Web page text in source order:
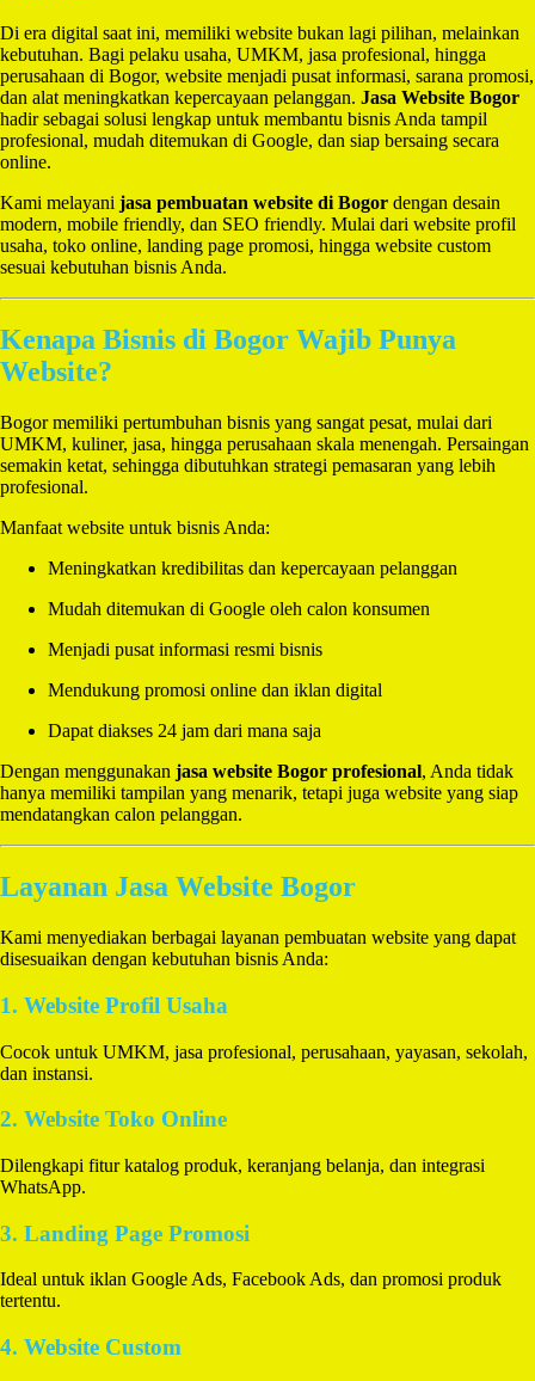
Di era digital saat ini, memiliki website bukan lagi pilihan, melainkan
kebutuhan. Bagi pelaku usaha, UMKM, jasa profesional, hingga
perusahaan di Bogor, website menjadi pusat informasi, sarana promosi,
dan alat meningkatkan kepercayaan pelanggan. Jasa Website Bogor
hadir sebagai solusi lengkap untuk membantu bisnis Anda tampil
profesional, mudah ditemukan di Google, dan siap bersaing secara
online.
Kami melayani jasa pembuatan website di Bogor dengan desain
modern, mobile friendly, dan SEO friendly. Mulai dari website profil
usaha, toko online, landing page promosi, hingga website custom
sesuai kebutuhan bisnis Anda.
Kenapa Bisnis di Bogor Wajib Punya
Website?
Bogor memiliki pertumbuhan bisnis yang sangat pesat, mulai dari
UMKM, kuliner, jasa, hingga perusahaan skala menengah. Persaingan
semakin ketat, sehingga dibutuhkan strategi pemasaran yang lebih
profesional.
Manfaat website untuk bisnis Anda:
Meningkatkan kredibilitas dan kepercayaan pelanggan
Mudah ditemukan di Google oleh calon konsumen
Menjadi pusat informasi resmi bisnis
Mendukung promosi online dan iklan digital
Dapat diakses 24 jam dari mana saja
Dengan menggunakan jasa website Bogor profesional, Anda tidak
hanya memiliki tampilan yang menarik, tetapi juga website yang siap
mendatangkan calon pelanggan.
Layanan Jasa Website Bogor
Kami menyediakan berbagai layanan pembuatan website yang dapat
disesuaikan dengan kebutuhan bisnis Anda:
1. Website Profil Usaha
Cocok untuk UMKM, jasa profesional, perusahaan, yayasan, sekolah,
dan instansi.
2. Website Toko Online
Dilengkapi fitur katalog produk, keranjang belanja, dan integrasi
WhatsApp.
3. Landing Page Promosi
Ideal untuk iklan Google Ads, Facebook Ads, dan promosi produk
tertentu.
4. Website Custom